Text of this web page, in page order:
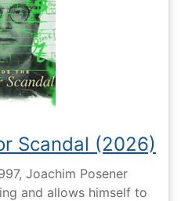
Scandal (2026)
Joachim Posener
and allows himself to